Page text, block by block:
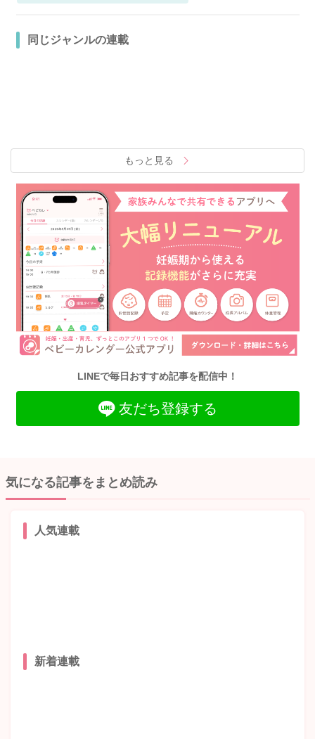
同じジャンルの連載
もっと見る
LINEで毎日おすすめ記事を配信中！
友だち登録する
気になる記事をまとめ読み
人気連載
新着連載